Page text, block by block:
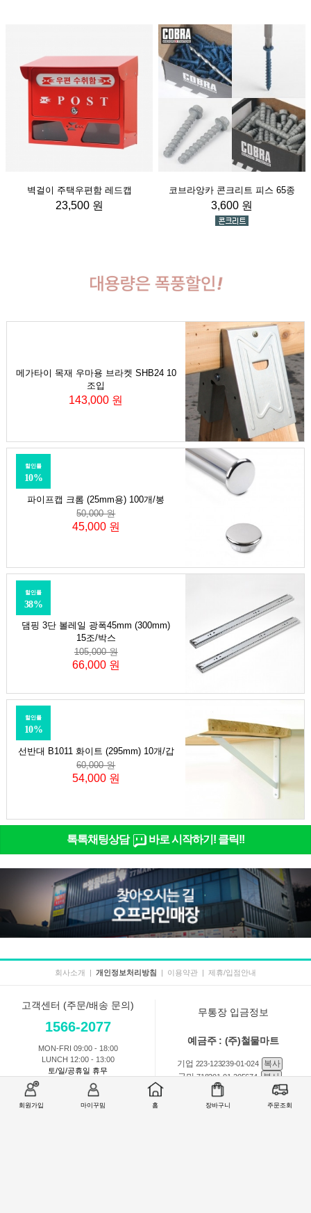
회원가입 마이꾸밈 홈 장바구니 주문조회
벽걸이 주택우편함 레드캡
23,500 원
코브라앙카 콘크리트 피스 65종
3,600 원
메가타이 목재 우마용 브라켓 SHB24 10
조입
143,000 원
파이프캡 크롬 (25mm용) 100개/봉
할인률
10%
50,000 원
45,000 원
댐핑 3단 볼레일 광폭45mm (300mm)
15조/박스
할인률
38%
105,000 원
66,000 원
선반대 B1011 화이트 (295mm) 10개/갑
할인률
10%
60,000 원
54,000 원
톡톡채팅상담 바로 시작하기! 클릭!!
회사소개 | 개인정보처리방침 | 이용약관 | 제휴/입점안내
고객센터 (주문/배송 문의)
1566-2077
MON-FRI 09:00 - 18:00
LUNCH 12:00 - 13:00
토/일/공휴일 휴무
무통장 입금정보
예금주 : (주)철물마트
기업 223-123239-01-024
복사
국민718201-01-205674
복사
301-0168-3882-11 복사